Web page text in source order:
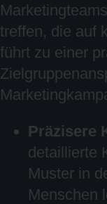
treffen, die auf
führt zu einer
Präzisere
detaillierte
Muster in
Menschen